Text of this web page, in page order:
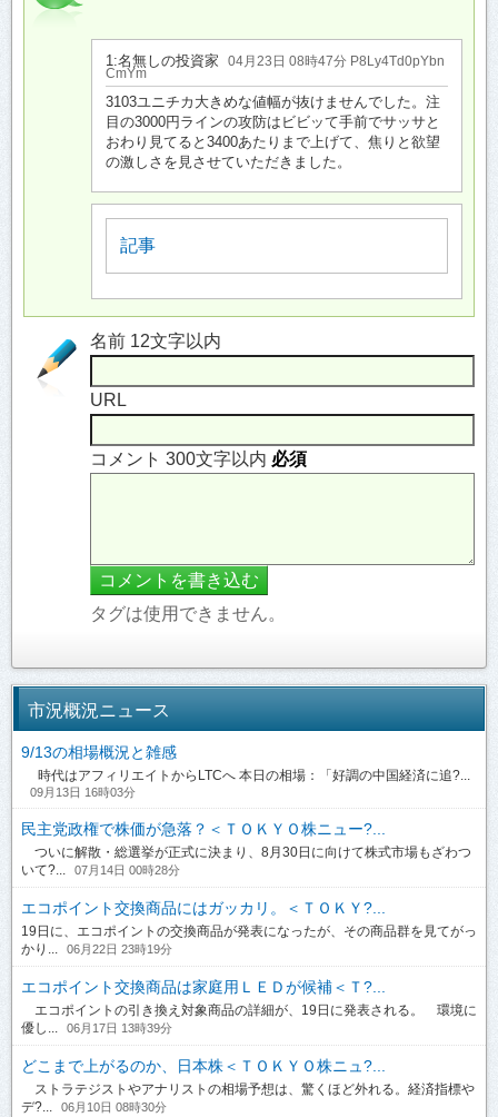
1:名無しの投資家
04月23日 08時47分 P8Ly4Td0pYbn
CmYm
3103ユニチカ大きめな値幅が抜けませんでした。注
目の3000円ラインの攻防はビビッて手前でサッサと
おわり見てると3400あたりまで上げて、焦りと欲望
の激しさを見させていただきました。
記事
名前 12文字以内
URL
コメント 300文字以内 必須
タグは使用できません。
市況概況ニュース
9/13の相場概況と雑感
時代はアフィリエイトからLTCへ 本日の相場：「好調の中国経済に追?...
09月13日 16時03分
民主党政権で株価が急落？＜ＴＯＫＹＯ株ニュー?...
ついに解散・総選挙が正式に決まり、8月30日に向けて株式市場もざわつ
いて?...
07月14日 00時28分
エコポイント交換商品にはガッカリ。＜ＴＯＫＹ?...
19日に、エコポイントの交換商品が発表になったが、その商品群を見てがっ
かり...
06月22日 23時19分
エコポイント交換商品は家庭用ＬＥＤが候補＜Ｔ?...
エコポイントの引き換え対象商品の詳細が、19日に発表される。 環境に
優し...
06月17日 13時39分
どこまで上がるのか、日本株＜ＴＯＫＹＯ株ニュ?...
ストラテジストやアナリストの相場予想は、驚くほど外れる。経済指標や
デ?...
06月10日 08時30分